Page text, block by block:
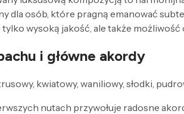
dla osób, które pragną emanować
wysoką jakość, ale także
i główne akordy
kwiatowy, waniliowy, słodki,
nutach przywołuje radosne